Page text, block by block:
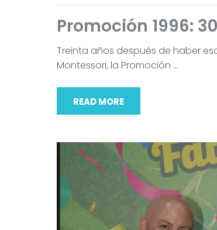
Promoción 1996:
Treinta años después de haber
Montessori, la Promoción …
READ MORE